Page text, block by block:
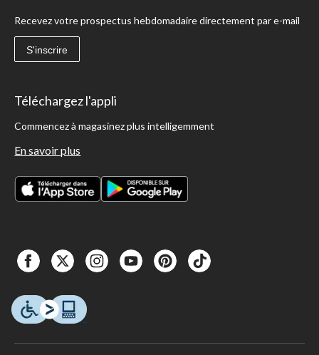
Recevez votre prospectus hebdomadaire directement par e-mail
S'inscrire
Téléchargez l'appli
Commencez à magasinez plus intelligemment
En savoir plus